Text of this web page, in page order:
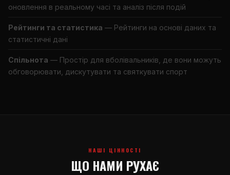
оновлення в реальному часі та аналіз після подій
Рейтинги та статистика — Рейтинги на основі даних та
статистичні дані
Спільнота — Простір для вболівальників, де вони можуть
обговорювати, дискутувати та святкувати спорт
НАШІ ЦІННОСТІ
ЩО НАМИ РУХАЄ